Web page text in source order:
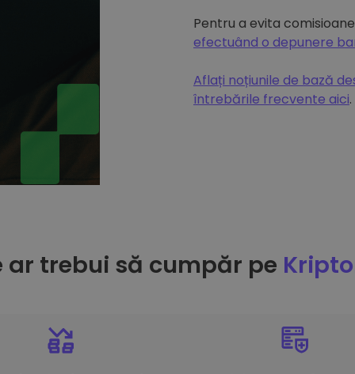
Pentru a evita
efectuând o depunere
Aflați noțiunile de bază
întrebările frecvente aici.
ar trebui să cumpăr pe